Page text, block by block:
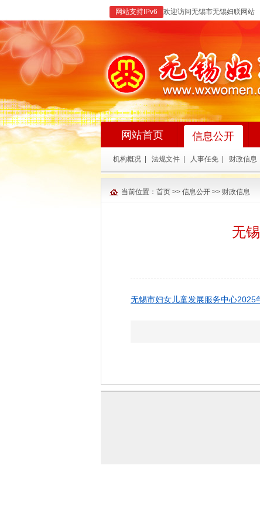
网站支持IPv6 欢迎访问无锡市无锡妇联网站
网站首页 信息公开
机构概况 法规文件 人事任免 财政信息
当前位置： 首页 >> 信息公开 >> 财政信息
无
无锡市妇女儿童发展服务中心2025